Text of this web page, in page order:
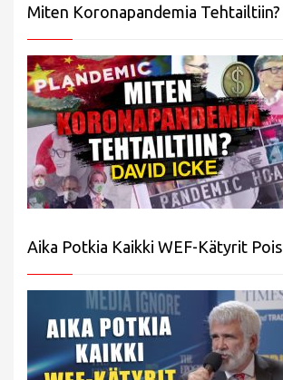
Miten Koronapandemia Tehtailtiin?
Aika Potkia Kaikki WEF-Kätyrit Pois